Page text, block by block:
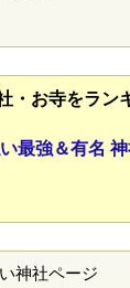
・お寺をラン
最強＆有名
神社ページ